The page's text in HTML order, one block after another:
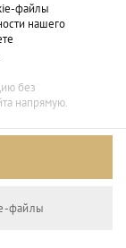
файлы
нашего
без
напрямую.
файлы